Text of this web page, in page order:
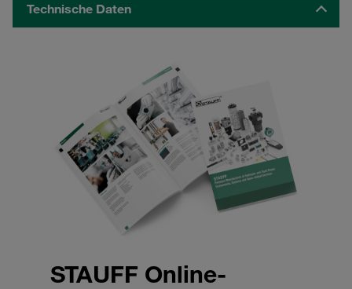
Technische Daten
STAUFF Online-